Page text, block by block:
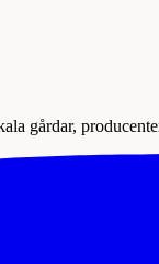
gårdar,